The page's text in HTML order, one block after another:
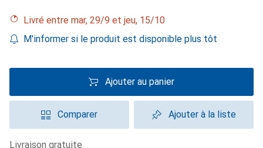
Livré entre mar, 29/9 et jeu, 15/10
M'informer si le produit est disponible plus tôt
Ajouter au panier
Comparer Ajouter à la liste
livraison gratuite